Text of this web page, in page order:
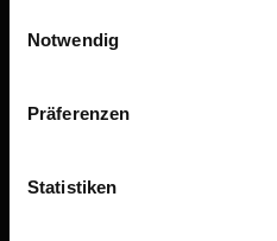
Notwendig
Präferenzen
Statistiken